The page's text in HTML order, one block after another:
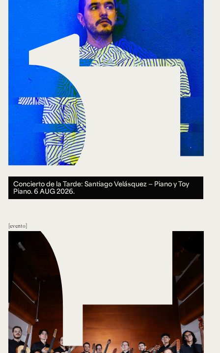
Concierto de la Tarde: Santiago Velásquez — Piano y Toy
Piano.6 AUG 2026.
evento